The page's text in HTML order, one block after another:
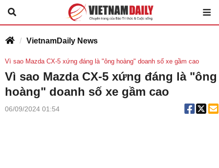
VietnamDaily News
Vì sao Mazda CX-5 xứng đáng là "ông hoàng" doanh số xe gầm cao
Vì sao Mazda CX-5 xứng đáng là "ông
hoàng" doanh số xe gầm cao
06/09/2024 01:54